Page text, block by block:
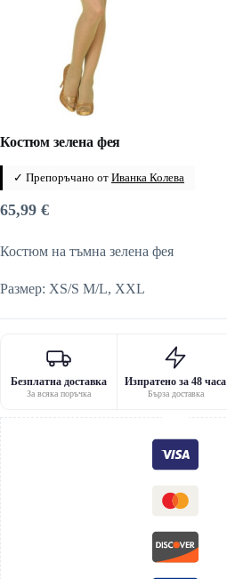
Костюм зелена фея
✓ Препоръчано от Иванка Колева
65,99 €
Костюм на тъмна зелена фея
Размер: XS/S M/L, XXL
Безплатна доставка
За всяка поръчка
Изпратено за 48 часа
Бърза доставка